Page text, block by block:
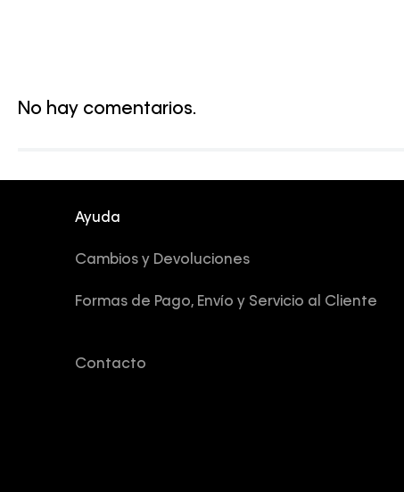
No hay comentarios.
Ayuda
Cambios y Devoluciones
Formas de Pago, Envío y Servicio al Cliente
Contacto